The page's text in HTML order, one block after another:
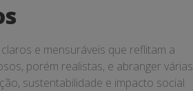
e mensuráveis ​​que reflitam a
porém realistas, e abranger várias
sustentabilidade e impacto social.